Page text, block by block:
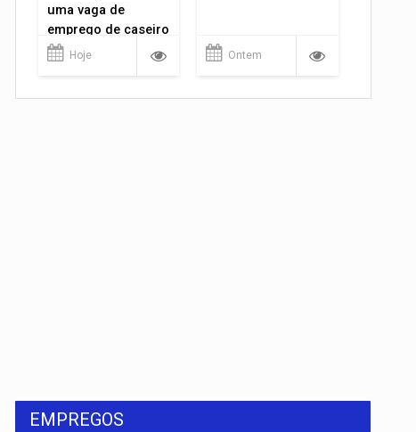
uma vaga de
emprego de caseiro
em porto velho
Hoje Ontem
EMPREGOS